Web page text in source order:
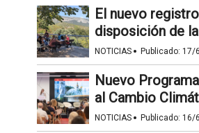
El nuevo
disposición de
NOTICIAS · Publicado: 17/
Nuevo
al Cambio
NOTICIAS · Publicado: 16/